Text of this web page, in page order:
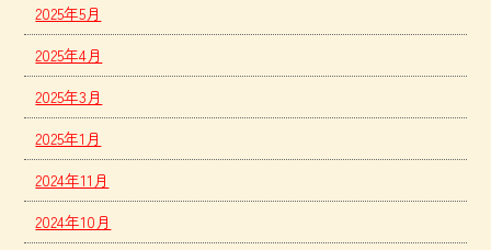
2025年5月
2025年4月
2025年3月
2025年1月
2024年11月
2024年10月